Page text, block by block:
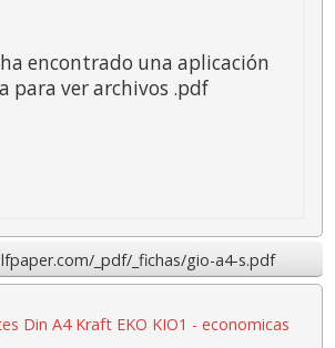
ha encontrado una aplicación
para ver archivos .pdf
_pdf/_fichas/gio-a4-s.pdf
Din A4 Kraft EKO KIO1 - economicas